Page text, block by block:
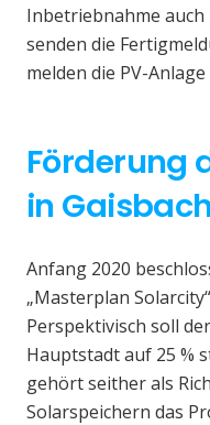
Inbetriebnahme auch
senden die
melden die PV-
Förderung
in
Anfang 2020
„Masterplan
Perspektivisch soll
Hauptstadt auf 25 %
gehört seither als
Solarspeichern das